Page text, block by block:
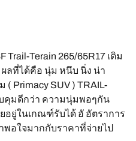
Trail-Terain 265/65R17 เติม
ลที่ได้คือ นุ่ม หนึบ นิ่ง น่า
( Primacy SUV ) TRAIL-
คุมดีกว่า ความนุ่มพอๆกัน
อยู่ในเกณฑ์รับได้ อั อัตราการ
อใจมากกับราคาที่จ่ายไป